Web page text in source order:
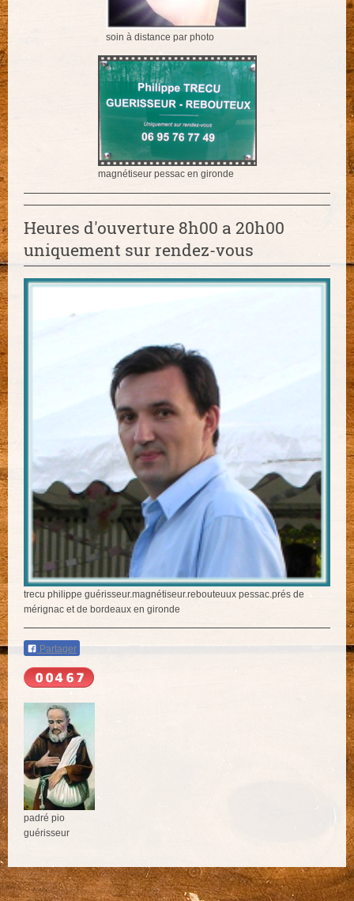
soin à distance par photo
magnétiseur pessac en gironde
Heures d'ouverture 8h00 a 20h00
uniquement sur rendez-vous
trecu philippe guérisseur.magnétiseur.rebouteuux pessac.prés de
mérignac et de bordeaux en gironde
Partager
padré pio
guérisseur